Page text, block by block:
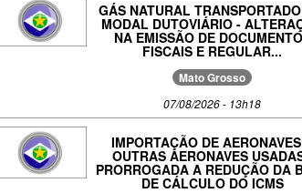
GÁS NATURAL
MODAL DUTOVIÁRIO -
NA EMISSÃO DE
FISCAIS E REGULAR...
Mato Grosso
07/08/2026 - 13h18
IMPORTAÇÃO DE
OUTRAS AERONAVES
PRORROGADA A REDUÇÃO DA
DE CÁLCULO DO ICMS